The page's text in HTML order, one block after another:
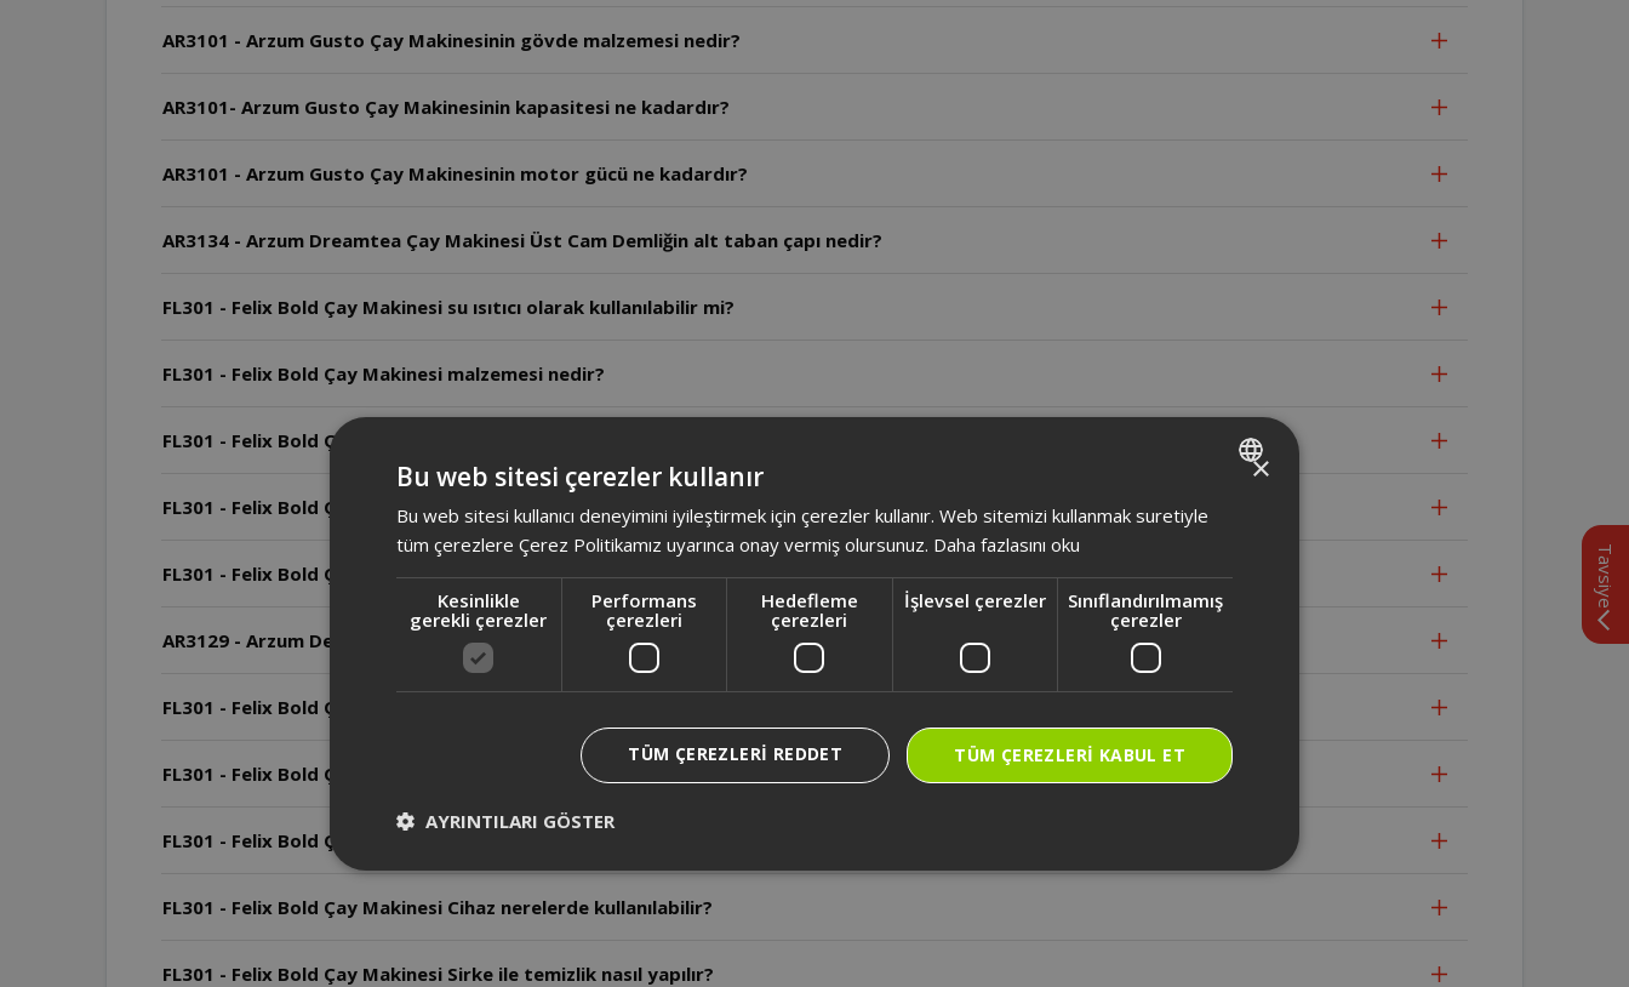
AR3101 - Arzum Gusto Çay Makinesinin gövde malzemesi nedir?
AR3101- Arzum Gusto Çay Makinesinin kapasitesi ne kadardır?
AR3101 - Arzum Gusto Çay Makinesinin motor gücü ne kadardır?
AR3134 - Arzum Dreamtea Çay Makinesi Üst Cam Demliğin alt taban çapı nedir?
FL301 - Felix Bold Çay Makinesi su ısıtıcı olarak kullanılabilir mi?
FL301 - Felix Bold Çay Makinesi malzemesi nedir?
FL301 - Felix Bold Çay Makinesi ve AR3134 - Arzum Dreamtea Çay Makinesi birbirine benziyor arasındaki fark nedir?
FL301 - Felix Bold Çay Makinesi boyutları nelerdir?
FL301 - Felix Bold Çay Makinesi kaç wattır?
AR3129 - Arzum Deminde Çay Makinesi'nde ışıklar hangi renk yanar?
FL301 - Felix Bold Çay Makinesi Arızalarda nereye başvurulmalıdır?
FL301 - Felix Bold Çay Makinesi Cihazın kullanım ömrü kaç yıldır?
FL301 - Felix Bold Çay Makinesi Cihazın garanti süresi ne kadardır?
FL301 - Felix Bold Çay Makinesi Cihaz nerelerde kullanılabilir?
FL301 - Felix Bold Çay Makinesi Sirke ile temizlik nasıl yapılır?
Tavsiye
TURKISH
×
Bu web sitesi çerezler kullanır
Bu web sitesi kullanıcı deneyimini iyileştirmek için çerezler kullanır. Web sitemizi kullanmak suretiyle
tüm çerezlere Çerez Politikamız uyarınca onay vermiş olursunuz. Daha fazlasını oku
Kesinlikle
gerekli çerezler
Performans
çerezleri
Hedefleme
çerezleri
İşlevsel çerezler
Sınıflandırılmamış
çerezler
TÜM ÇEREZLERI KABUL ET
TÜM ÇEREZLERI REDDET
AYRINTILARI GÖSTER